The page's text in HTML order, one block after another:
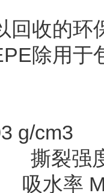
回收的环
除用于
g/
撕裂
率